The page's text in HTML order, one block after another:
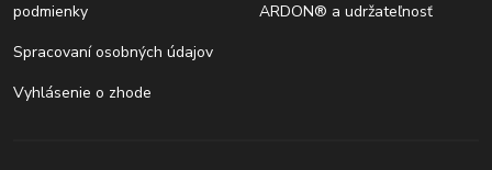
podmienky
Spracovaní osobných údajov
Vyhlásenie o zhode
ARDON® a udržateľnosť